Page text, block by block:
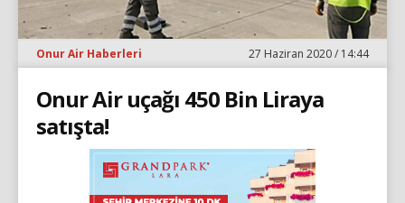
Onur Air Haberleri 27 Haziran 2020 / 14:44
Onur Air uçağı 450 Bin Liraya
satışta!